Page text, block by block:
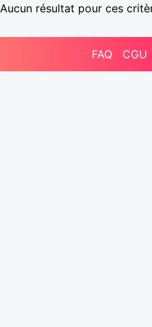
Aucun résultat pour ces
FAQ CGU